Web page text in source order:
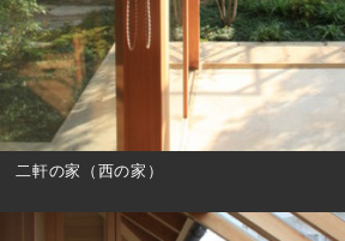
二軒の家（西の家）